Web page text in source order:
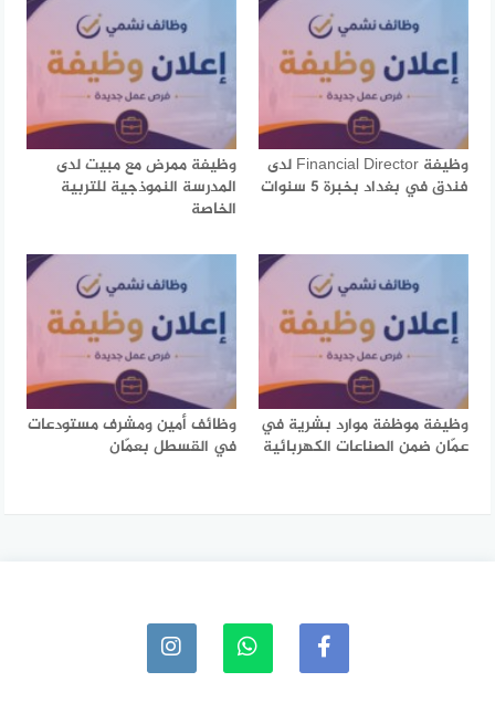
وظيفة Financial Director لدى
فندق في بغداد بخبرة 5 سنوات
وظيفة ممرض مع مبيت لدى
المدرسة النموذجية للتربية
الخاصة
وظيفة موظفة موارد بشرية في
عمّان ضمن الصناعات الكهربائية
وظائف أمين ومشرف مستودعات
في القسطل بعمّان